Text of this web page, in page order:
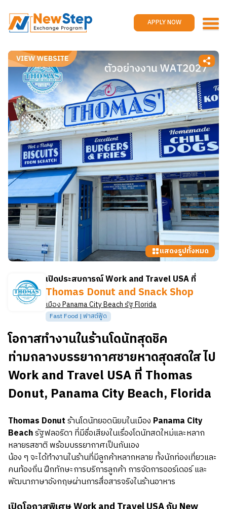
APPLY NOW
Work and travel
Reviews
Promotions
Contact us
APPLY NOW
แสดงรูปทั้งหมด
เปิดประสบการณ์ Work and Travel USA ที่
Thomas Donut and Snack Shop
เมืองPanama City BeachรัฐFlorida
Fast Food | ฟาสต์ฟู้ด
โอกาสทำงานในร้านโดนัทสุดชิค
ท่ามกลางบรรยากาศชายหาดสุดสดใส ไป
Work and Travel USA ที่ Thomas
Donut, Panama City Beach, Florida
Thomas Donutร้านโดนัทยอดนิยมในเมือง Panama City
Beachรัฐฟลอริดา ที่มีชื่อเสียงในเรื่องโดนัทสดใหม่และหลาก
หลายรสชาติ พร้อมบรรยากาศเป็นกันเอง
น้อง ๆ จะได้ทำงานในร้านที่มีลูกค้าหลากหลาย ทั้งนักท่องเที่ยวและ
คนท้องถิ่น ฝึกทักษะการบริการลูกค้า การจัดการออร์เดอร์ และ
พัฒนาภาษาอังกฤษผ่านการสื่อสารจริงในร้านอาหาร